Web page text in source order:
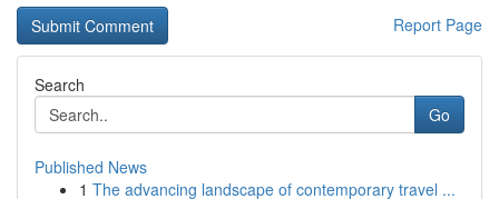
Report Page
Search
Go
Published News
1 The advancing landscape of contemporary travel ...